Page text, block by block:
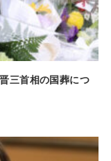
三首相の国葬につ